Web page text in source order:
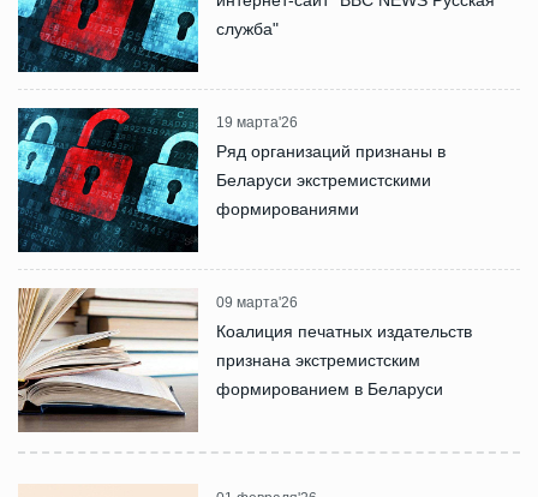
служба"
19 марта'26
Ряд организаций признаны в
Беларуси экстремистскими
формированиями
09 марта'26
Коалиция печатных издательств
признана экстремистским
формированием в Беларуси